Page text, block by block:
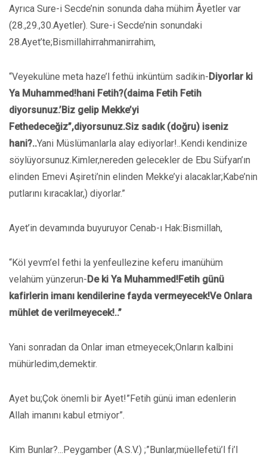
Ayrıca Sure-i Secde’nin sonunda daha mühim Âyetler var
(28.,29.,30.Ayetler). Sure-i Secde’nin sonundaki
28.Ayet’te;Bismillahirrahmanirrahim,
“Veyekulüne meta haze’l fethü inküntüm sadikin-Diyorlar ki
Ya Muhammed!hani Fetih?(daima Fetih Fetih
diyorsunuz.’Biz gelip Mekke’yi
Fethedeceğiz”,diyorsunuz.Siz sadık (doğru) iseniz
hani?..Yani Müslümanlarla alay ediyorlar!..Kendi kendinize
söylüyorsunuz.Kimler,nereden gelecekler de Ebu Süfyan’ın
elinden Emevi Aşireti’nin elinden Mekke’yi alacaklar;Kabe’nin
putlarını kıracaklar,) diyorlar.”
Ayet’in devamında buyuruyor Cenab-ı Hak:Bismillah,
“Köl yevm’el fethi la yenfeullezine keferu imanühüm
velahüm yünzerun-De ki Ya Muhammed!Fetih günü
kafirlerin imanı kendilerine fayda vermeyecek!Ve Onlara
mühlet de verilmeyecek!..”
Yani sonradan da Onlar iman etmeyecek;Onların kalbini
mühürledim,demektir.
Ayet bu;Çok önemli bir Ayet!”Fetih günü iman edenlerin
Allah imanını kabul etmiyor”.
Kim Bunlar?...Peygamber (A.S.V.) ;”Bunlar,müellefetü’l fi’l